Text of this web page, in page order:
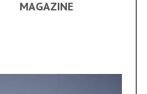
MAGAZINE